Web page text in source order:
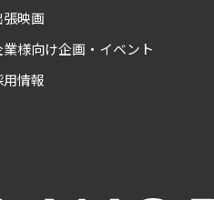
張映画
業様向け企画・イベント
用情報